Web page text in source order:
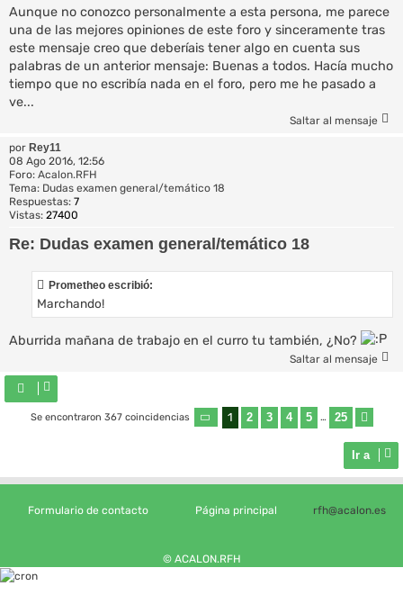
Aunque no conozco personalmente a esta persona, me parece
una de las mejores opiniones de este foro y sinceramente tras
este mensaje creo que deberíais tener algo en cuenta sus
palabras de un anterior mensaje: Buenas a todos. Hacía mucho
tiempo que no escribía nada en el foro, pero me he pasado a
ve...
Saltar al mensaje
por Rey11
08 Ago 2016, 12:56
Foro: Acalon.RFH
Tema: Dudas examen general/temático 18
Respuestas: 7
Vistas: 27400
Re: Dudas examen general/temático 18
Prometheo escribió:
Marchando!
Aburrida mañana de trabajo en el curro tu también, ¿No?
Saltar al mensaje
Se encontraron 367 coincidencias Página de 25
1 2 3 4 5 … 25
Ir a
Formulario de contacto Página principal rfh@acalon.es
© ACALON.RFH